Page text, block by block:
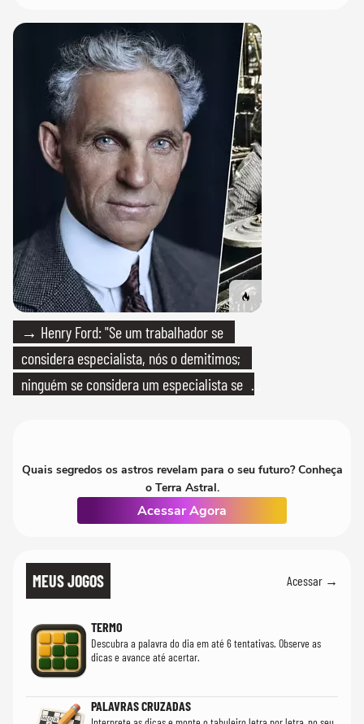
→ Henry Ford: "Se um trabalhador se
considera especialista, nós o demitimos;
ninguém se considera um especialista se
Quais segredos os astros revelam para o seu futuro? Conheça
o Terra Astral.
Acessar Agora
MEUS JOGOS Acessar →
TERMO
Descubra a palavra do dia em até 6 tentativas. Observe as
dicas e avance até acertar.
PALAVRAS CRUZADAS